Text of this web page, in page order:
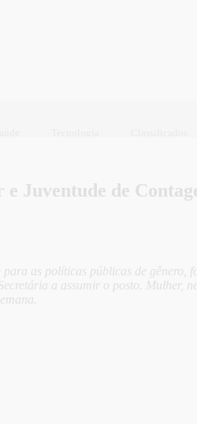
Juventude de
as políticas públicas de
a assumir o posto. Mulher,